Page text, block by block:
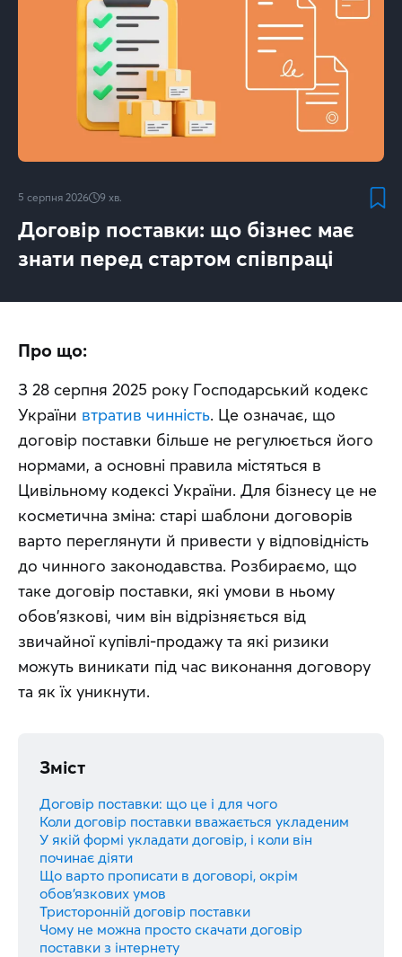
5 серпня 2026 9 хв.
Договір поставки: що бізнес має
знати перед стартом співпраці
Про що:
З 28 серпня 2025 року Господарський кодекс
України втратив чинність. Це означає, що
договір поставки більше не регулюється його
нормами, а основні правила містяться в
Цивільному кодексі України. Для бізнесу це не
косметична зміна: старі шаблони договорів
варто переглянути й привести у відповідність
до чинного законодавства. Розбираємо, що
таке договір поставки, які умови в ньому
обов'язкові, чим він відрізняється від
звичайної купівлі-продажу та які ризики
можуть виникати під час виконання договору
та як їх уникнути.
Зміст
Договір поставки: що це і для чого
Коли договір поставки вважається укладеним
У якій формі укладати договір, і коли він
починає діяти
Що варто прописати в договорі, окрім
обов’язкових умов
Тристоронній договір поставки
Чому не можна просто скачати договір
поставки з інтернету